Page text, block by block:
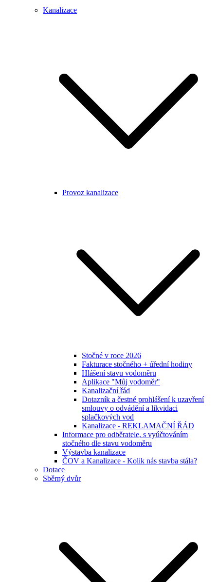
Kanalizace
Provoz kanalizace
Stočné v roce 2026
Fakturace stočného + úřední hodiny
Hlášení stavu vodoměru
Aplikace "Můj vodoměr"
Kanalizační řád
Dotazník a čestné prohlášení k uzavření
smlouvy o odvádění a likvidaci
splačkových vod
Kanalizace - REKLAMAČNÍ ŘÁD
Informace pro odběratele, s vyúčtováním
stočného dle stavu vodoměru
Výstavba kanalizace
ČOV a Kanalizace - Kolik nás stavba stála?
Dotace
Sběrný dvůr